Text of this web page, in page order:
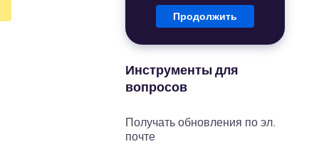
Продолжить
Инструменты для
вопросов
Получать обновления по эл.
почте